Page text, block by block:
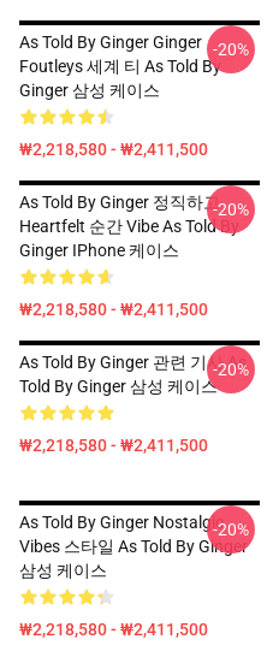
As Told By Ginger Ginger
Foutleys 세계 티 As Told By
Ginger 삼성 케이스
₩2,218,580 - ₩2,411,500
-20%
As Told By Ginger 정직하고
Heartfelt 순간 Vibe As Told By
Ginger IPhone 케이스
₩2,218,580 - ₩2,411,500
-20%
As Told By Ginger 관련 기사 As
Told By Ginger 삼성 케이스
₩2,218,580 - ₩2,411,500
-20%
As Told By Ginger Nostalgic
Vibes 스타일 As Told By Ginger
삼성 케이스
₩2,218,580 - ₩2,411,500
-20%